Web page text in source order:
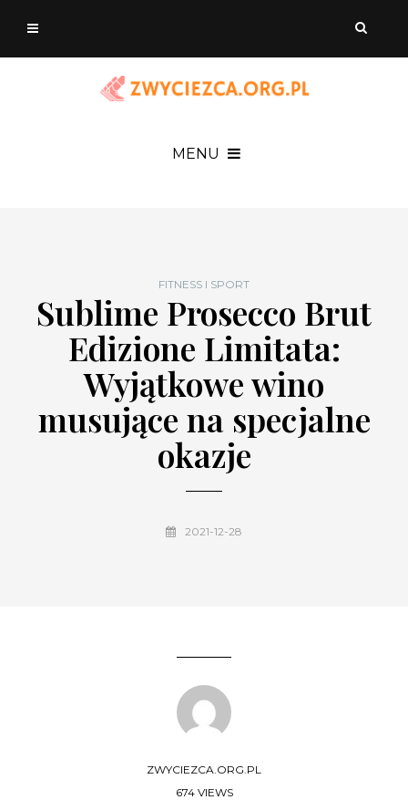
MENU
FITNESS I SPORT
Sublime Prosecco Brut
Edizione Limitata:
Wyjątkowe wino
musujące na specjalne
okazje
2021-12-28
ZWYCIEZCA.ORG.PL
674 VIEWS